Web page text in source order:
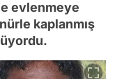
evlenmeye
kaplanmış